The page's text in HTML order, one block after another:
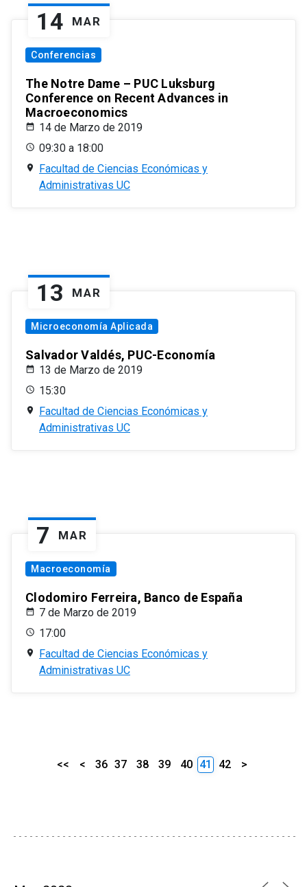
14 MAR
Conferencias
The Notre Dame – PUC Luksburg
Conference on Recent Advances in
Macroeconomics
14 de Marzo de 2019
09:30 a 18:00
Facultad de Ciencias Económicas y
Administrativas UC
13 MAR
Microeconomía Aplicada
Salvador Valdés, PUC-Economía
13 de Marzo de 2019
15:30
Facultad de Ciencias Económicas y
Administrativas UC
7 MAR
Macroeconomía
Clodomiro Ferreira, Banco de España
7 de Marzo de 2019
17:00
Facultad de Ciencias Económicas y
Administrativas UC
<< < 36 37 38 39 40 41 42 >